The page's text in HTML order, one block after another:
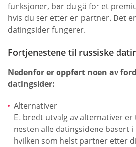
funksjoner, bør du gå for et
hvis du ser etter en partner. Det
datingsider fungerer.
Fortjenestene til russiske
Nedenfor er oppført noen av
datingsider:
Alternativer
Et bredt utvalg av alternativer er
nesten alle datingsidene basert i
hvilken som helst partner etter